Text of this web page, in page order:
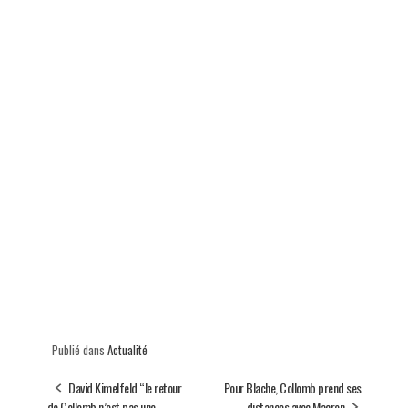
Publié dans Actualité
David Kimelfeld “le retour
Pour Blache, Collomb prend ses